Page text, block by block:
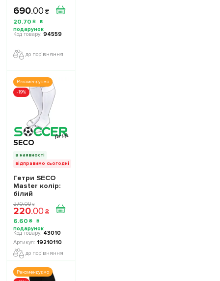
City Haaland 9)
2023-2024
ігрова/
повсякденна
бордовий
690.00 ₴
20.70 ₴
94559
до порівняння
Рекомендуємо
-19%
SECO
в наявності
відправимо сьогодні
Гетри SECO
Master колір:
білий
270.00 ₴
220.00 ₴
6.60 ₴
43010
19210110
до порівняння
Рекомендуємо